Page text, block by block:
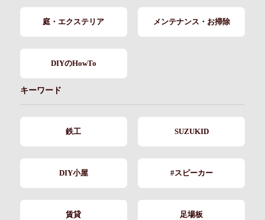
庭・エクステリア メンテナンス・お掃除
DIYのHowTo
キーワード
鉄工 SUZUKID
DIY小屋 #スピーカー
賃貸 足場板